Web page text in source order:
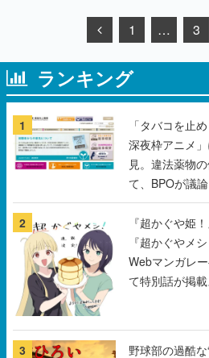
ランキング
1
「タバコを止
深夜枠アニメ
見。違法薬物
て、BPOが議
2
『超かぐや姫
『超かぐやメ
Webマンガレ
て特別話が掲
まだ続きがある
3
野球部の過酷
シュリストを
で話題に。『